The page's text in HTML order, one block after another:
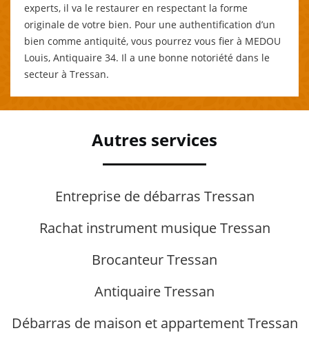
experts, il va le restaurer en respectant la forme
originale de votre bien. Pour une authentification d’un
bien comme antiquité, vous pourrez vous fier à MEDOU
Louis, Antiquaire 34. Il a une bonne notoriété dans le
secteur à Tressan.
Autres services
Entreprise de débarras Tressan
Rachat instrument musique Tressan
Brocanteur Tressan
Antiquaire Tressan
Débarras de maison et appartement Tressan